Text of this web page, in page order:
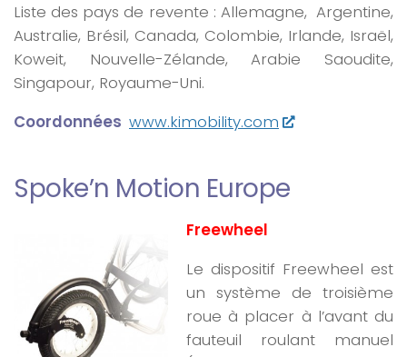
Liste des pays de revente : Allemagne, Argentine,
Australie, Brésil, Canada, Colombie, Irlande, Israël,
Koweit, Nouvelle-Zélande, Arabie Saoudite,
Singapour, Royaume-Uni.
Coordonnées www.kimobility.com
Spoke’n Motion Europe
Freewheel
Le dispositif Freewheel est
un système de troisième
roue à placer à l’avant du
fauteuil roulant manuel